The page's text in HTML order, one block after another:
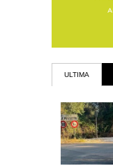
ULTIMA